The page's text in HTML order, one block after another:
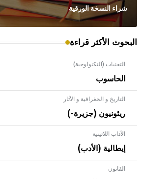
شراء النسخة الورقية
البحوث الأكثر قراءة
التقنيات (التكنولوجية)
الحاسوب
التاريخ و الجغرافية و الآثار
ريئونيون (جزيرة-)
الآداب اللاتينية
إيطالية (الأدب)
القانون- هل تعلم أن الأبلق نوع من الفنون